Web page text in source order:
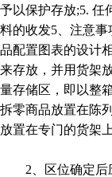
予以保护存放;5. 任
料的收发5、注意
品配置图表的设计
来存放，并用货架
量存储区，即以整
拆零商品放置在陈
放置在专门的货架上
2、区位确定后